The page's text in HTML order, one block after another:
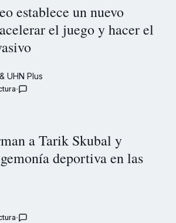
establece un nuevo
el juego y hacer el
& UHN Plus
a Tarik Skubal y
deportiva en las